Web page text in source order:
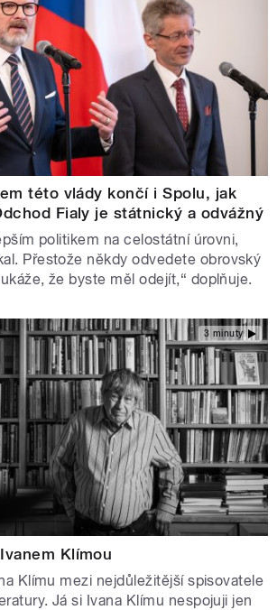
této vlády končí i Spolu, jak
Fialy je státnický a odvážný
politikem na celostátní úrovni,
Přestože někdy odvedete obrovský
že byste měl odejít,“ doplňuje.
3 minuty
Klímou
Klímu mezi nejdůležitější spisovatele
Já si Ivana Klímu nespojuji jen